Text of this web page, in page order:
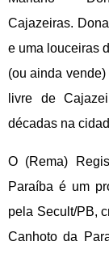
Cajazeiras.
e uma louceiras
(ou ainda
livre de
décadas na
O (Rema)
Paraíba é um
pela Secult/PB,
Canhoto da